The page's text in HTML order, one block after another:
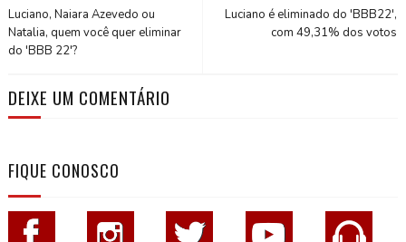
Luciano é eliminado do 'BBB22',
com 49,31% dos votos
Luciano, Naiara Azevedo ou
Natalia, quem você quer eliminar
do 'BBB 22'?
DEIXE UM COMENTÁRIO
FIQUE CONOSCO